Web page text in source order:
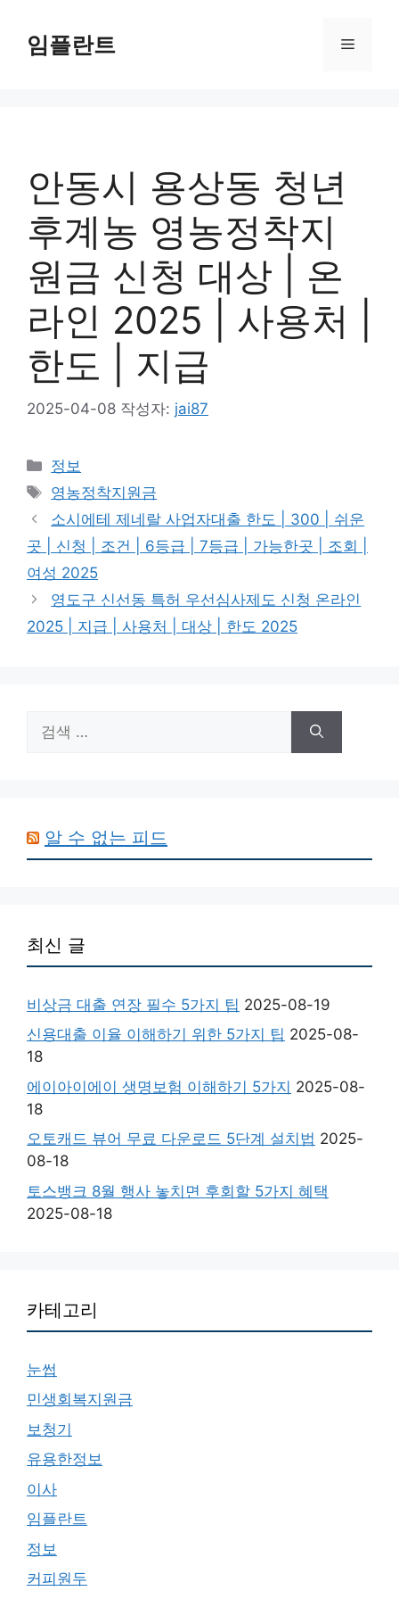
임플란트 메
안동시 용상동 청년
후계농 영농정착지
원금 신청 대상 | 온
라인 2025 | 사용처 |
한도 | 지급
2025-04-08 작성자: jai87
카
테
고
리
정보
태
그
영농정착지원금
소시에테 제네랄 사업자대출 한도 | 300 | 쉬운
곳 | 신청 | 조건 | 6등급 | 7등급 | 가능한곳 | 조회 |
여성 2025
영도구 신선동 특허 우선심사제도 신청 온라인
2025 | 지급 | 사용처 | 대상 | 한도 2025
색:
알 수 없는 피드
최신 글
비상금 대출 연장 필수 5가지 팁 2025-08-19
신용대출 이율 이해하기 위한 5가지 팁 2025-08-
18
에이아이에이 생명보험 이해하기 5가지 2025-08-
18
오토캐드 뷰어 무료 다운로드 5단계 설치법 2025-
08-18
토스뱅크 8월 행사 놓치면 후회할 5가지 혜택
2025-08-18
카테고리
눈썹
민생회복지원금
보청기
유용한정보
이사
임플란트
정보
커피원두